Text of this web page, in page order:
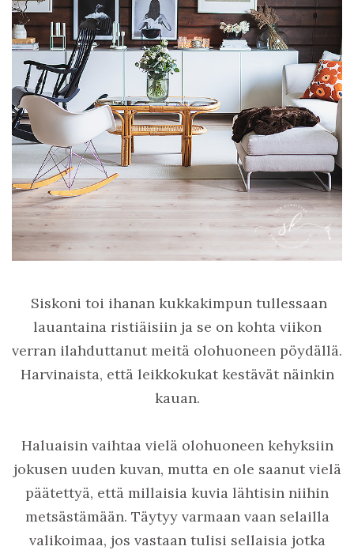
Siskoni toi ihanan kukkakimpun tullessaan
lauantaina ristiäisiin ja se on kohta viikon
verran ilahduttanut meitä olohuoneen pöydällä.
Harvinaista, että leikkokukat kestävät näinkin
kauan.
Haluaisin vaihtaa vielä olohuoneen kehyksiin
jokusen uuden kuvan, mutta en ole saanut vielä
päätettyä, että millaisia kuvia lähtisin niihin
metsästämään. Täytyy varmaan vaan selailla
valikoimaa, jos vastaan tulisi sellaisia jotka